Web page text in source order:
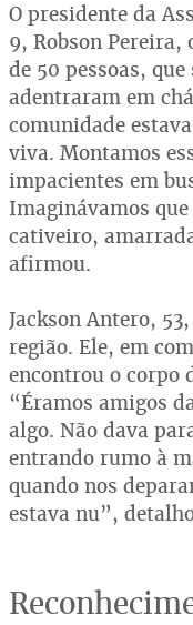
O presidente da
9, Robson Pereira,
de 50 pessoas,
adentraram em
comunidade
viva. Montamos
impacientes em
Imaginávamos
cativeiro,
afirmou.
Jackson Antero,
região. Ele, em
encontrou o corpo
“Éramos amigos
algo. Não dava
entrando rumo à
quando nos
estava nu”,